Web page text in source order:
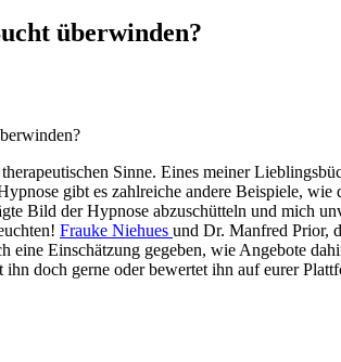
überwinden?
Sinne. Eines meiner
gibt es zahlreiche andere Beispiele,
Bild der Hypnose abzuschütteln und mich
Frauke Niehues und Dr. Manfred Prior,
Einschätzung gegeben, wie Angebote
doch gerne oder bewertet ihn auf eurer